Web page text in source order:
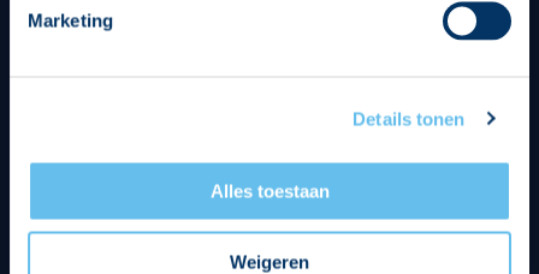
Marketing
Details tonen
Alles toestaan
Weigeren